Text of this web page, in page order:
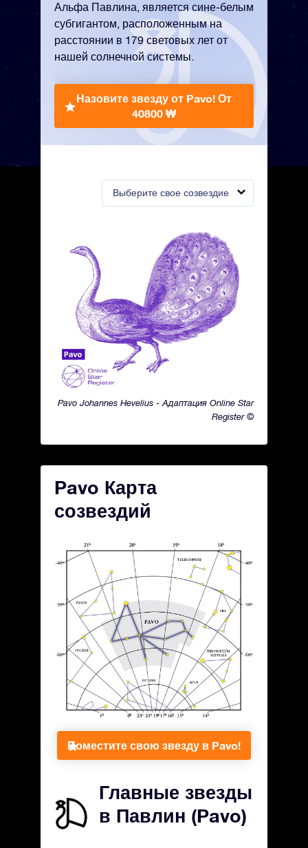
Выберите свое созвездие
Pavo Johannes Hevelius - Адаптация Online Star
Register ©
Альфа Павлина, является сине-белым
субгигантом, расположенным на
расстоянии в 179 световых лет от
нашей солнечной системы.
Назовите звезду от Pavo! От
40800 ₩
Pavo Карта
созвездий
Поместите свою звезду в Pavo!
Главные звезды
в Павлин (Pavo)